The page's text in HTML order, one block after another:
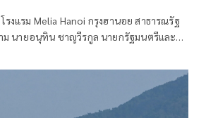
รงแรม Melia Hanoi กรุงฮานอย สาธารณรัฐ
ม นายอนุทิน ชาญวีรกูล นายกรัฐมนตรีและรัฐ